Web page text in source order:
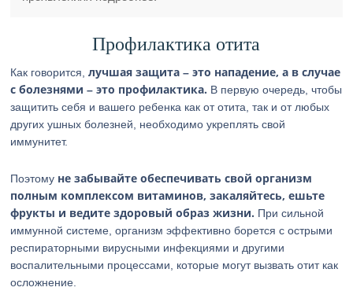
Профилактика отита
Как говорится,лучшая защита – это нападение, а в случае
с болезнями – это профилактика. В первую очередь, чтобы
защитить себя и вашего ребенка как от отита, так и от любых
других ушных болезней, необходимо укреплять свой
иммунитет.
Поэтому не забывайте обеспечивать свой организм
полным комплексом витаминов, закаляйтесь, ешьте
фрукты и ведите здоровый образ жизни. При сильной
иммунной системе, организм эффективно борется с острыми
респираторными вирусными инфекциями и другими
воспалительными процессами, которые могут вызвать отит как
осложнение.